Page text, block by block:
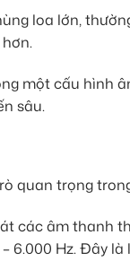
loa lớn,
một cấu hình
sâu.
quan trọng
các âm thanh
6.000 Hz. Đây